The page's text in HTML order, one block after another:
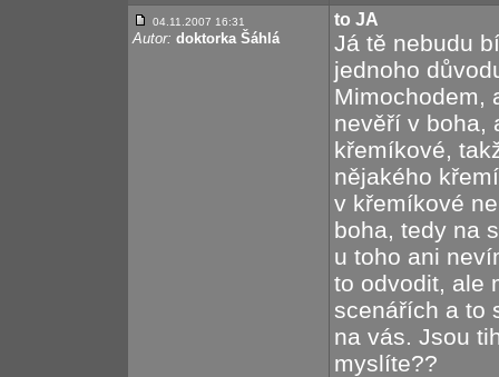
04.11.2007 16:31
Autor: doktorka Šáhlá
to JA
Já tě nebudu
jednoho
Mimochodem,
nevěří v boha,
křemíkové,
nějakého
v křemíkové
boha, tedy na
u toho ani
to odvodit, ale
scenářích a to
na vás. Jsou
myslíte??